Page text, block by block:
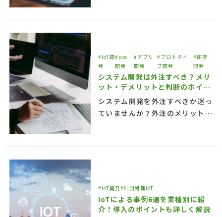
#IoT開
発
#poc
開発
#アプリ
開発
#プロトタイ
プ開発
#研究
開発
システム開発は外注すべき？メリ
ット・デメリットと判断のポイン
トを解説
システム開発を外注すべきか迷っ
ていませんか？外注のメリット・
な外注パートナーの選び方を紹介
#IoT開発#計測処理IoT
IoTによる事例6選を業種別に紹
介！導入のポイントも詳しく解説